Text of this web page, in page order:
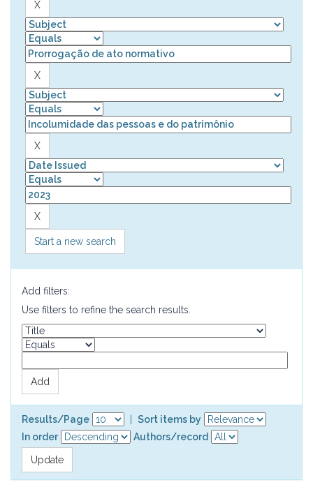
Start a new search
Add filters:
Use filters to refine the search results.
Results/Page
Sort items by
In order
Authors/record